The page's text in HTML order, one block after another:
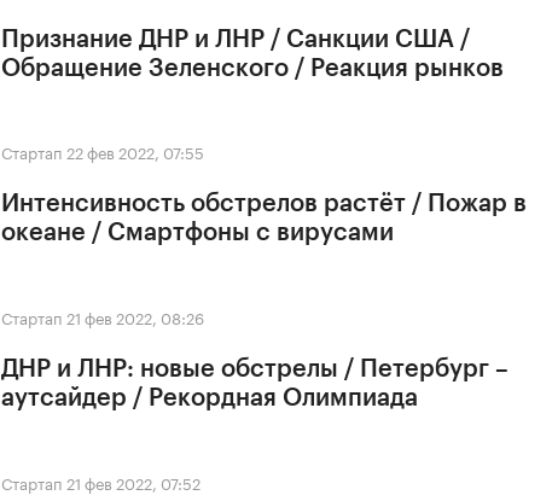
Признание ДНР и ЛНР / Санкции США /
Обращение Зеленского / Реакция рынков
Стартап 22 фев 2022, 07:55
Интенсивность обстрелов растёт / Пожар в
океане / Смартфоны с вирусами
Стартап 21 фев 2022, 08:26
ДНР и ЛНР: новые обстрелы / Петербург –
аутсайдер / Рекордная Олимпиада
Стартап 21 фев 2022, 07:52